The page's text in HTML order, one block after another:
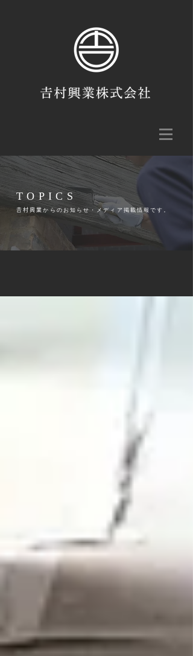
TOPICS
𠮷村興業からのお知らせ・メディア掲載情報です。